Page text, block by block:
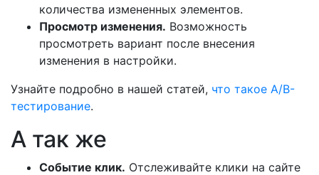
количества измененных элементов.
Просмотр изменения. Возможность
просмотреть вариант после внесения
изменения в настройки.
Узнайте подробно в нашей статей, что такое A/B-
тестирование.
А так же
Событие клик. Отслеживайте клики на сайте